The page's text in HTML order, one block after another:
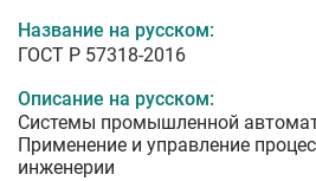
Название на русском:
ГОСТ Р 57318-2016
Описание на русском:
Системы промышленной
Применение и управление
инженерии